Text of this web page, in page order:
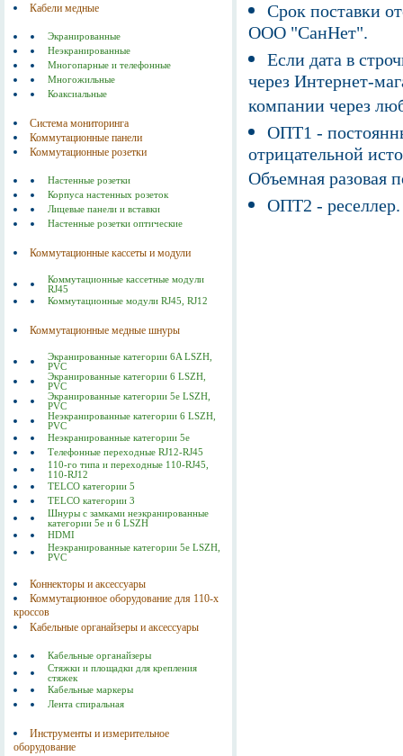
Кабели медные
Экранированные
Неэкранированные
Многопарные и телефонные
Многожильные
Коаксиальные
Система мониторинга
Коммутационные панели
Коммутационные розетки
Настенные розетки
Корпуса настенных розеток
Лицевые панели и вставки
Настенные розетки оптические
Коммутационные кассеты и модули
Коммутационные кассетные модули
RJ45
Коммутационные модули RJ45, RJ12
Коммутационные медные шнуры
Экранированные категории 6A LSZH,
PVC
Экранированные категории 6 LSZH,
PVC
Экранированные категории 5е LSZH,
PVC
Неэкранированные категории 6 LSZH,
PVC
Неэкранированные категории 5е
Телефонные переходные RJ12-RJ45
110-го типа и переходные 110-RJ45,
110-RJ12
TELCO категории 5
TELCO категории 3
Шнуры с замками неэкранированные
категории 5е и 6 LSZH
HDMI
Неэкранированные категории 5е LSZH,
PVC
Коннекторы и аксессуары
Коммутационное оборудование для 110-х
кроссов
Кабельные органайзеры и аксессуары
Кабельные органайзеры
Стяжки и площадки для крепления
стяжек
Кабельные маркеры
Лента спиральная
Инструменты и измерительное
оборудование
Срок поставки
ООО "СанНет".
Если дата в
через Интернет-
компании через
ОПТ1 -
отрицательной
Объемная разовая
ОПТ2 -